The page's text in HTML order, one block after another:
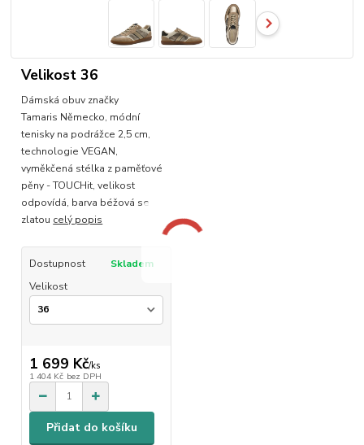
Velikost 36
Dámská obuv značky
Tamaris Německo, módní
tenisky na podrážce 2,5 cm,
technologie VEGAN,
vyměkčená stélka z paměťové
pěny - TOUCHit, velikost
odpovídá, barva béžová se
zlatou celý popis
Dostupnost
Skladem
Velikost
1 699 Kč/ks
1 404 Kč bez DPH
Přidat do košíku